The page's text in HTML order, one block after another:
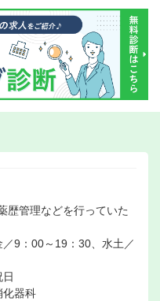
歴管理などを行っていた
9：00～19：30、水土／
化器科